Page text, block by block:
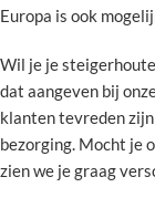
Europa is ook
Wil je je
dat aangeven bij
klanten tevreden
bezorging. Mocht je
zien we je graag